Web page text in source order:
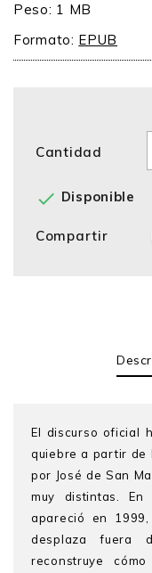
Peso: 1 MB
Formato: EPUB
Cantidad
 Disponible
Compartir
El discurso oficial
quiebre a partir de
por José de San
muy distintas.
apareció en
desplaza fuera
reconstruye